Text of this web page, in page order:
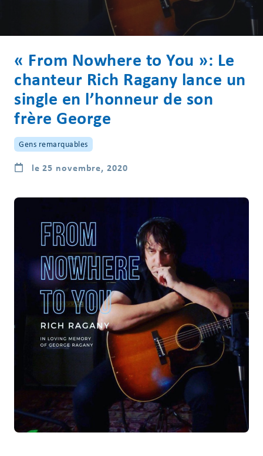
« From Nowhere to You »: Le
chanteur Rich Ragany lance un
single en l’honneur de son
frère George
Gens remarquables
le 25 novembre, 2020